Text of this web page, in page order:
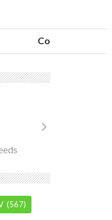
Conheça as
(567)